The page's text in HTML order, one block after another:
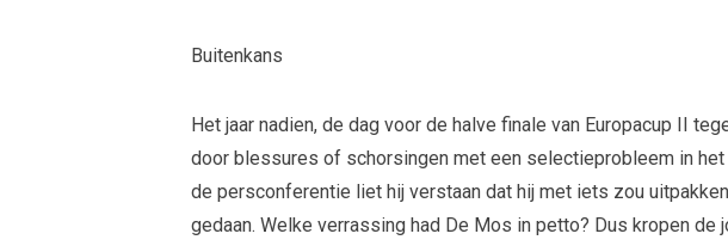
Buitenkans
Het jaar nadien, de dag voor de halve finale van Europacup II
door blessures of schorsingen met een selectieprobleem in het
de persconferentie liet hij verstaan dat hij met iets zou
gedaan. Welke verrassing had De Mos in petto? Dus kropen de